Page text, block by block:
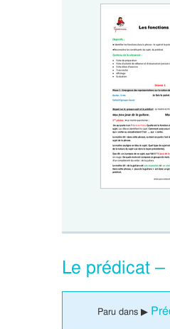
Le prédicat
Paru dans ▶